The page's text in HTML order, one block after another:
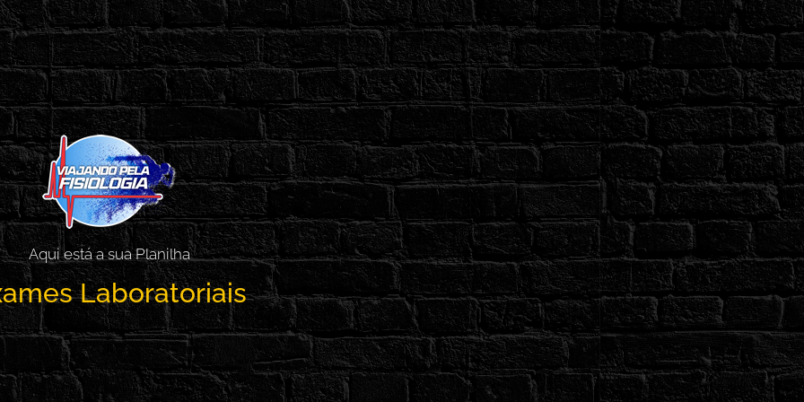
Aqui está a sua Planilha
Laboratoriais